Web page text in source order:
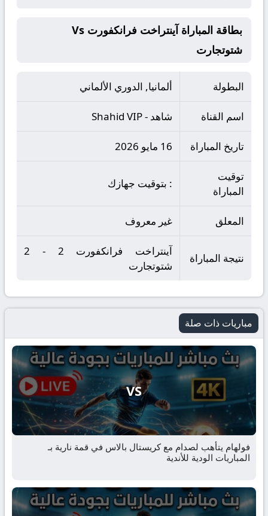
بطاقة المباراة آينتراخت فرانكفورت Vs
شتوتجارت
البطولة ألمانيا, الدوري الألماني
اسم القناة شاهد - Shahid VIP
تاريخ المباراة 16 مايو 2026
توقيت
المباراة
: بتوقيت جهازك
المعلق غير معروف
نتيجة المباراة
آينتراخت فرانكفورت 2 - 2
شتوتجارت
مباريات ذات صلة
VS
فولهام يتأهب لصدام مع كريستال بالاس في قمة نارية بـ
المباريات الودية للأندية